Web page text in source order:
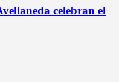
celebran el